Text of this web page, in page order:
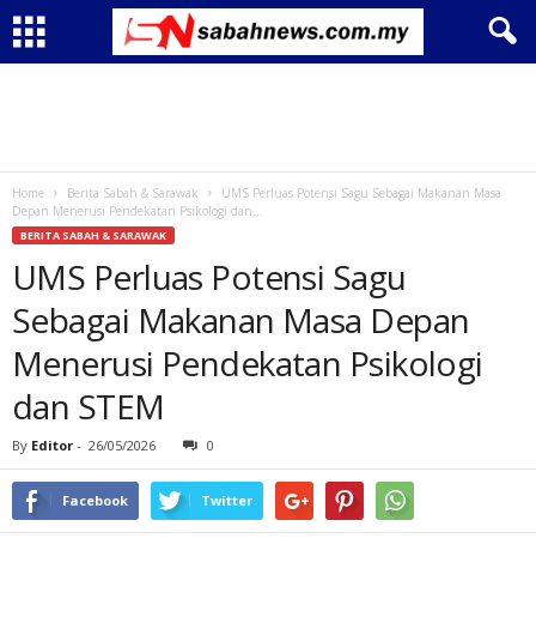
Home Berita Sabah & Sarawak
UMS Perluas Potensi Sagu Sebagai Makanan Masa
Depan Menerusi Pendekatan Psikologi dan...
BERITA SABAH & SARAWAK
UMS Perluas Potensi Sagu
Sebagai Makanan Masa Depan
Menerusi Pendekatan Psikologi
dan STEM
By Editor - 26/05/2026 0
Facebook Twitter